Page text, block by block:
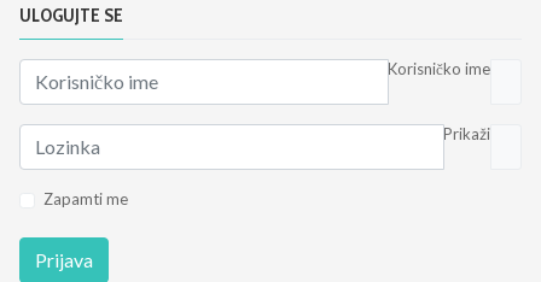
ULOGUJTE SE
Korisničko ime
Prikaži
Zapamti me
Prijava